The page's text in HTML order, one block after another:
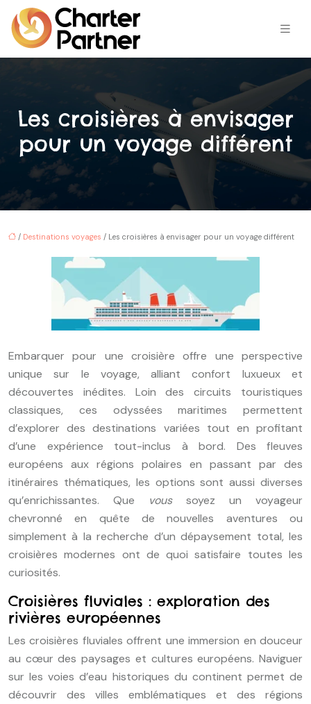
Les croisières à envisager
pour un voyage différent
/ Destinations voyages / Les croisières à envisager pour un voyage différent
Embarquer pour une croisière offre une perspective
unique sur le voyage, alliant confort luxueux et
découvertes inédites. Loin des circuits touristiques
classiques, ces odyssées maritimes permettent
d’explorer des destinations variées tout en profitant
d’une expérience tout-inclus à bord. Des fleuves
européens aux régions polaires en passant par des
itinéraires thématiques, les options sont aussi diverses
qu’enrichissantes. Que vous soyez un voyageur
chevronné en quête de nouvelles aventures ou
simplement à la recherche d’un dépaysement total, les
croisières modernes ont de quoi satisfaire toutes les
curiosités.
Croisières fluviales : exploration des
rivières européennes
Les croisières fluviales offrent une immersion en douceur
au cœur des paysages et cultures européens. Naviguer
sur les voies d’eau historiques du continent permet de
découvrir des villes emblématiques et des régions